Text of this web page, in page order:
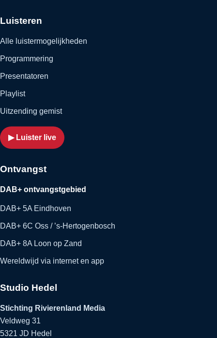
Luisteren
Alle luistermogelijkheden
Programmering
Presentatoren
Playlist
Uitzending gemist
▶ Luister live
Ontvangst
DAB+ ontvangstgebied
DAB+ 5A Eindhoven
DAB+ 6C Oss / ’s-Hertogenbosch
DAB+ 8A Loon op Zand
Wereldwijd via internet en app
Studio Hedel
Stichting Rivierenland Media
Veldweg 31
5321 JD Hedel